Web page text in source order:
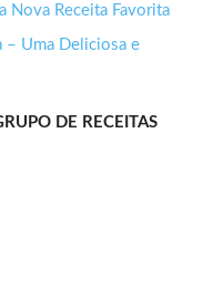
Nova Receita Favorita
– Uma Deliciosa e
DE RECEITAS